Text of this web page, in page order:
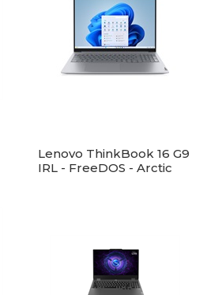
Lenovo ThinkBook 16 G9
IRL - FreeDOS - Arctic